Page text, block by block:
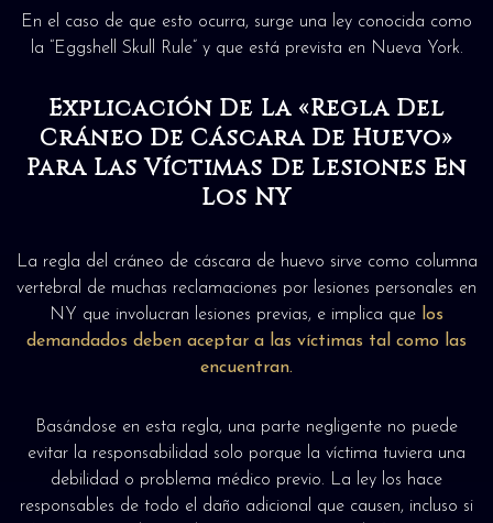
En el caso de que esto ocurra, surge una ley conocida como
la “Eggshell Skull Rule” y que está prevista en Nueva York.
Explicación De La «Regla Del
Cráneo De Cáscara De Huevo»
Para Las Víctimas De Lesiones En
Los NY
La regla del cráneo de cáscara de huevo sirve como columna
vertebral de muchas reclamaciones por lesiones personales en
NY que involucran lesiones previas, e implica que los
demandados deben aceptar a las víctimas tal como las
encuentran.
Basándose en esta regla, una parte negligente no puede
evitar la responsabilidad solo porque la víctima tuviera una
debilidad o problema médico previo. La ley los hace
responsables de todo el daño adicional que causen, incluso si